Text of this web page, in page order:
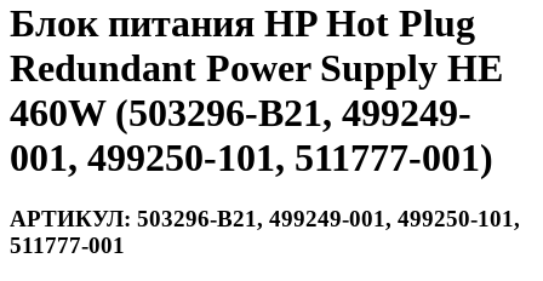
Блок питания HP Hot Plug
Redundant Power Supply HE
460W (503296-B21, 499249-
001, 499250-101, 511777-001)
АРТИКУЛ: 503296-B21, 499249-001, 499250-101,
511777-001